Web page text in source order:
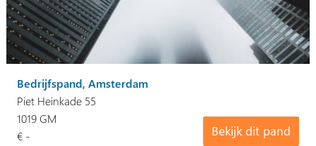
Bedrijfspand, Amsterdam
Piet Heinkade 55
Bekijk dit pand
1019 GM
€ -